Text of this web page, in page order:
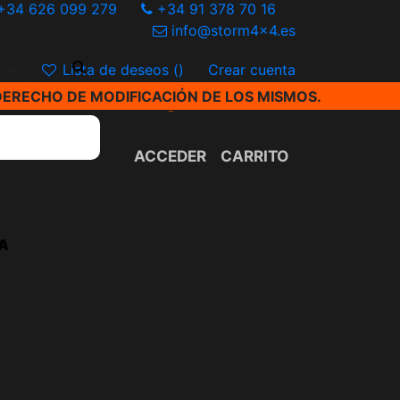
626 099 279
+34 91 378 70 16
info@storm4x4.es
Lista de deseos ()
Crear cuenta
DE MODIFICACIÓN DE LOS MISMOS.
ACCEDER CARRITO